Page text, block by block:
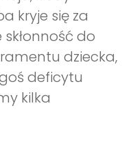
kryje się za
do
dziecka,
deficytu
kilka